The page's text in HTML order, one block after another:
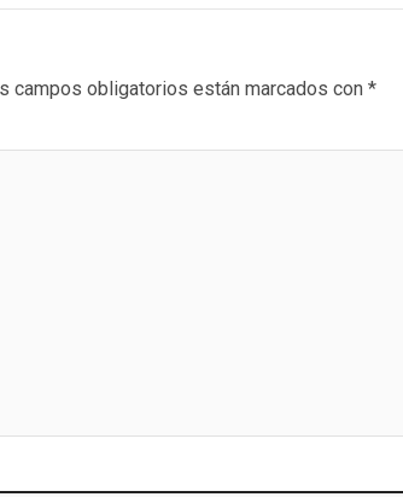
campos obligatorios están marcados con *